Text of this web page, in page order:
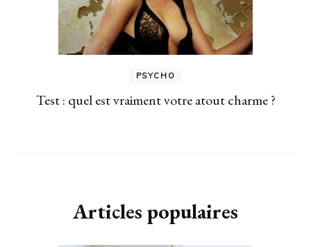
PSYCHO
Test : quel est vraiment votre atout charme ?
Articles populaires